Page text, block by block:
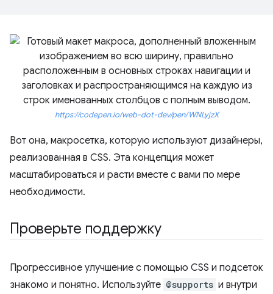
https://codepen.io/web-dot-dev/pen/WNLyjzX
Вот она, макросетка, которую используют дизайнеры,
реализованная в CSS. Эта концепция может
масштабироваться и расти вместе с вами по мере
необходимости.
Проверьте поддержку
Прогрессивное улучшение с помощью CSS и подсеток
знакомо и понятно. Используйте @supports и внутри